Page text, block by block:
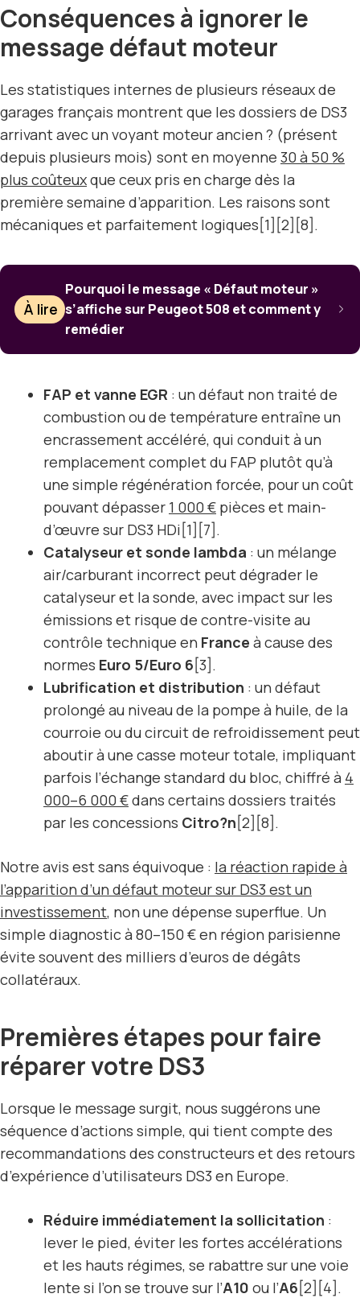
Conséquences à ignorer le
message défaut moteur
Les statistiques internes de plusieurs réseaux de
garages français montrent que les dossiers de DS3
arrivant avec un voyant moteur ancien ? (présent
depuis plusieurs mois) sont en moyenne 30 à 50 %
plus coûteuxque ceux pris en charge dès la
première semaine d’apparition. Les raisons sont
mécaniques et parfaitement logiques[1][2][8].
À lire
Pourquoi le message « Défaut moteur »
s’affiche sur Peugeot 508 et comment y
remédier
FAP et vanne EGR : un défaut non traité de
combustion ou de température entraîne un
encrassement accéléré, qui conduit à un
remplacement complet du FAP plutôt qu’à
une simple régénération forcée, pour un coût
pouvant dépasser 1 000 € pièces et main-
d’œuvre sur DS3 HDi[1][7].
Catalyseur et sonde lambda : un mélange
air/carburant incorrect peut dégrader le
catalyseur et la sonde, avec impact sur les
émissions et risque de contre-visite au
contrôle technique en France à cause des
normes Euro 5/Euro 6[3].
Lubrification et distribution : un défaut
prolongé au niveau de la pompe à huile, de la
courroie ou du circuit de refroidissement peut
aboutir à une casse moteur totale, impliquant
parfois l’échange standard du bloc, chiffré à 4
000–6 000 €dans certains dossiers traités
par les concessions Citro?n[2][8].
Notre avis est sans équivoque : la réaction rapide à
l’apparition d’un défaut moteur sur DS3 est un
investissement, non une dépense superflue. Un
simple diagnostic à 80–150 € en région parisienne
évite souvent des milliers d’euros de dégâts
collatéraux.
Premières étapes pour faire
réparer votre DS3
Lorsque le message surgit, nous suggérons une
séquence d’actions simple, qui tient compte des
recommandations des constructeurs et des retours
d’expérience d’utilisateurs DS3 en Europe.
Réduire immédiatement la sollicitation :
lever le pied, éviter les fortes accélérations
et les hauts régimes, se rabattre sur une voie
lente si l’on se trouve sur l’A10 ou l’A6[2][4].